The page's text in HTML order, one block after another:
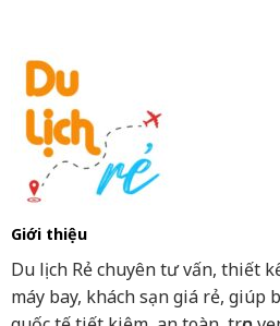
Giới thiệu
Du lịch Rẻ chuyên tư vấn, thiết
máy bay, khách sạn giá rẻ, giúp